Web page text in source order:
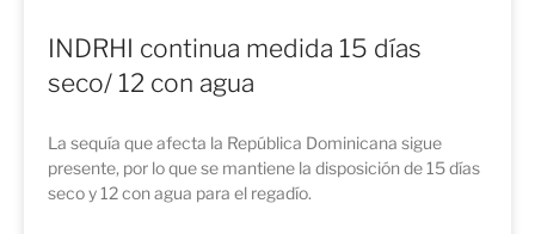
INDRHI continua medida 15 días
seco/ 12 con agua
La sequía que afecta la República Dominicana sigue
presente, por lo que se mantiene la disposición de 15 días
seco y 12 con agua para el regadío.